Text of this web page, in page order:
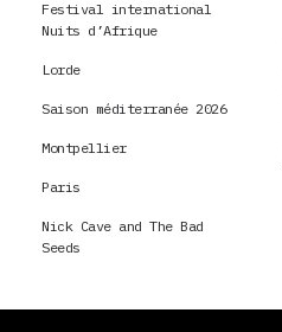
Festival international
Nuits d’Afrique
Lorde
Saison méditerranée 2026
Montpellier
Paris
Nick Cave and The Bad
Seeds